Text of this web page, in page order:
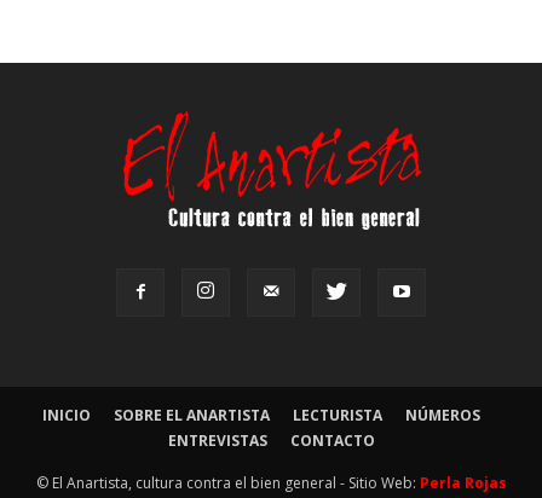
INICIO SOBRE EL ANARTISTA LECTURISTA
NÚMEROS
ENTREVISTAS
CONTACTO
© El Anartista, cultura contra el bien general - Sitio Web: Perla Rojas